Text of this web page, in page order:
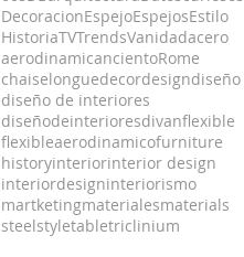
DecoracionEspejoEspejosEstilo
HistoriaTVTrendsVanidadacero
aerodinamicancientoRome
chaiselonguedecordesigndiseño
diseño de interiores
diseñodeinterioresdivanflexible
flexibleaerodinamicofurniture
historyinteriorinterior design
interiordesigninteriorismo
martketingmaterialesmaterials
steelstyletabletriclinium